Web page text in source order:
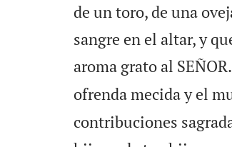
de un toro, de una
sangre en el altar, y
aroma grato al SEÑOR.
ofrenda mecida y el
contribuciones